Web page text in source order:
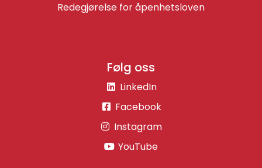
Redegjørelse for åpenhetsloven
Følg oss
LinkedIn
Facebook
Instagram
YouTube